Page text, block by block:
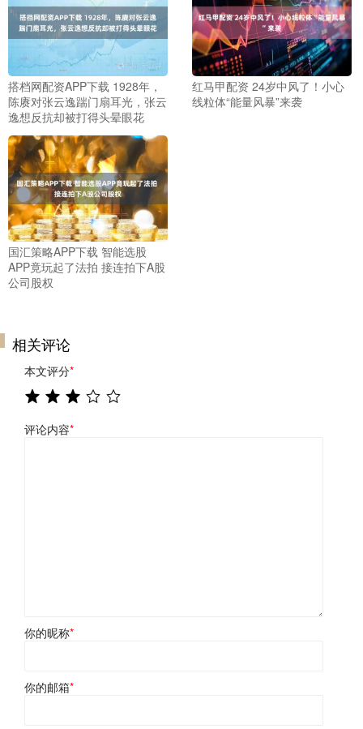
搭档网配资APP下载 1928年，
陈赓对张云逸踹门扇耳光，张云
逸想反抗却被打得头晕眼花
红马甲配资 24岁中风了！小心
线粒体“能量风暴”来袭
国汇策略APP下载 智能选股
APP竟玩起了法拍 接连拍下A股
公司股权
相关评论
本文评分*
评论内容*
你的昵称*
你的邮箱*